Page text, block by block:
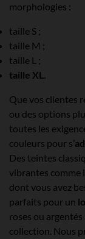
morphologies :
taille S ;
taille M ;
taille L ;
taille XL.
Que vos clientes
ou des options
toutes les
couleurs pour s’
Des teintes
vibrantes comme
dont vous avez
parfaits pour un
roses ou
collection. Nous